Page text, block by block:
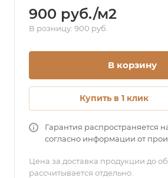
900 руб./м2
В розницу: 900 руб.
В корзину
Купить в 1 клик
Гарантия распространяется
согласно информации от
Цена за доставка продукции до
рассчитывается отдельно.